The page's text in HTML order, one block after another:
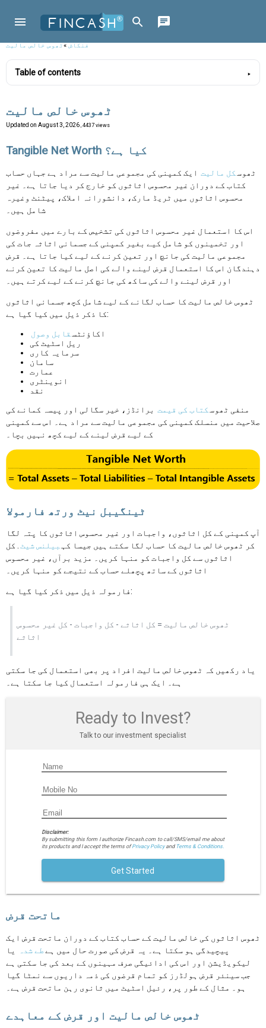
فنکاش»ٹھوس خالص مالیت
Table of contents
ٹھوس خالص مالیت
Updated on August 3, 2026 , 4437 views
Tangible Net Worth کیا ہے؟
ٹھوس کل مالیت ایک کمپنی کی مجموعی مالیت سے مراد ہے جہاں حساب
کتاب کے دوران غیر محسوس اثاثوں کو خارج کر دیا جاتا ہے۔ غیر
محسوس اثاثوں میں ٹریڈ مارک، دانشورانہ املاک، پیٹنٹ وغیرہ
شامل ہیں۔
اس کا استعمال غیر محسوس اثاثوں کی تشخیص کے بارے میں مفروضوں
اور تخمینوں کو شامل کیے بغیر کمپنی کے جسمانی اثاثہ جات کی
مجموعی مالیت کی جانچ اور تعین کرنے کے لیے کیا جاتا ہے۔ قرض
دہندگان اس کا استعمال قرض لینے والے کی اصل مالیت کا تعین کرنے
اور قرض لینے والے کی ساکھ کی جانچ کرنے کے لیے کرتے ہیں۔
ٹھوس خالص مالیت کا حساب لگانے کے لیے شامل کچھ جسمانی اثاثوں
کا ذکر ذیل میں کیا گیا ہے:
اکاؤنٹس قابل وصول
ریل اسٹیٹ کی
سرمایہ کاری
سامان
عمارت
انوینٹری
نقد
منفی ٹھوس کتاب کی قیمت برانڈز، خیر سگالی اور پیسہ کمانے کی
صلاحیت میں منسلک کمپنی کی مجموعی مالیت سے مراد ہے۔ اس سے کمپنی
کے لیے قرض لینے کے لیے کچھ نہیں بچا۔
ٹینگیبل نیٹ ورتھ فارمولا
آپ کمپنی کے کل اثاثوں، واجبات اور غیر محسوس اثاثوں کا پتہ لگا
کر ٹھوس خالص مالیت کا حساب لگا سکتے ہیں جیسا کہبیلنس شیٹ. کل
اثاثوں سے کل واجبات کو منہا کریں۔ مزید برآں، غیر محسوس
اثاثوں کے ساتھ پچھلے حساب کے نتیجے کو منہا کریں۔
فارمولہ ذیل میں ذکر کیا گیا ہے:
ٹھوس خالص مالیت = کل اثاثے - کل واجبات - کل غیر محسوس
اثاثے
یاد رکھیں کہ ٹھوس خالص مالیت افراد پر بھی استعمال کی جا سکتی
ہے۔ ایک ہی فارمولہ استعمال کیا جا سکتا ہے۔
Ready to Invest?
Talk to our investment specialist
Disclaimer:
By submitting this form I authorize Fincash.com to call/SMS/email me about
its products and I accept the terms ofPrivacy Policyand Terms & Conditions.
Get Started
ماتحت قرض
ٹھوس اثاثوں کی خالص مالیت کے حساب کتاب کے دوران ماتحت قرض ایک
پیچیدگی ہو سکتا ہے۔ یہ قرض کی صورت حال میں ہے طے شدہ
یا
لیکویڈیشن اور اس کی ادائیگی صرف مہینوں کے بعد کی جا سکتی ہے
جب سینئر قرض ہولڈرز کو تمام قرضوں کی ذمہ داریوں سے نمٹا گیا
ہو۔ مثال کے طور پر، رئیل اسٹیٹ میں ثانوی رہن ماتحت قرض ہے۔
ٹھوس خالص مالیت اور قرض کے معاہدے